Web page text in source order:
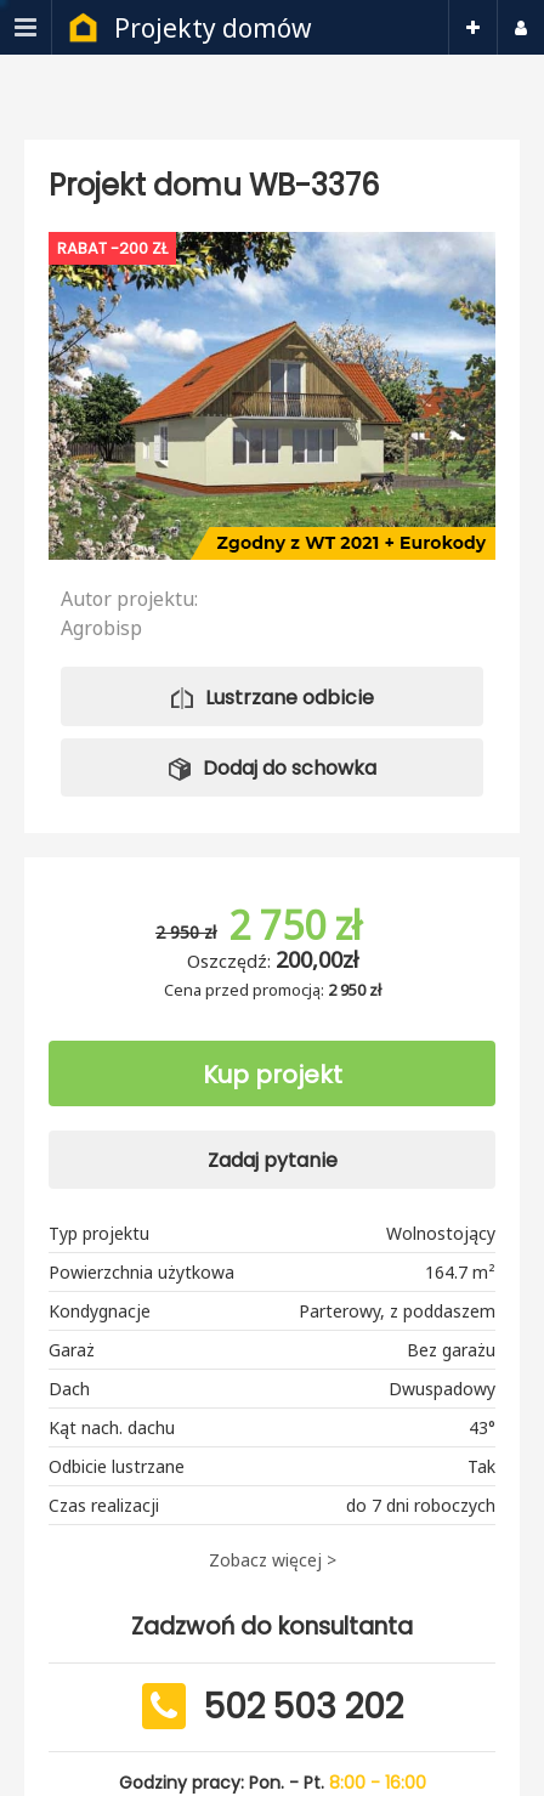
Projekty domów
Projekt domu WB-3376
RABAT -200 ZŁ
Autor projektu:
Agrobisp
Lustrzane odbicie
Dodaj do schowka
2 950 zł 2 750 zł
Oszczędź: 200,00zł
Cena przed promocją: 2 950 zł
Kup projekt
Zadaj pytanie
Typ projektu
Wolnostojący
Powierzchnia użytkowa
164.7 m²
Kondygnacje
Parterowy, z poddaszem
Garaż
Bez garażu
Dach
Dwuspadowy
Kąt nach. dachu
43°
Odbicie lustrzane
Tak
Czas realizacji
do 7 dni roboczych
Zobacz więcej >
Zadzwoń do konsultanta
502 503 202
Godziny pracy: Pon. - Pt. 8:00 - 16:00